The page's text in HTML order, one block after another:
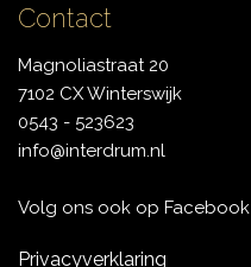
Contact
Magnoliastraat 20
7102 CX Winterswijk
0543 - 523623
info@interdrum.nl
Volg ons ook op Facebook
Privacyverklaring